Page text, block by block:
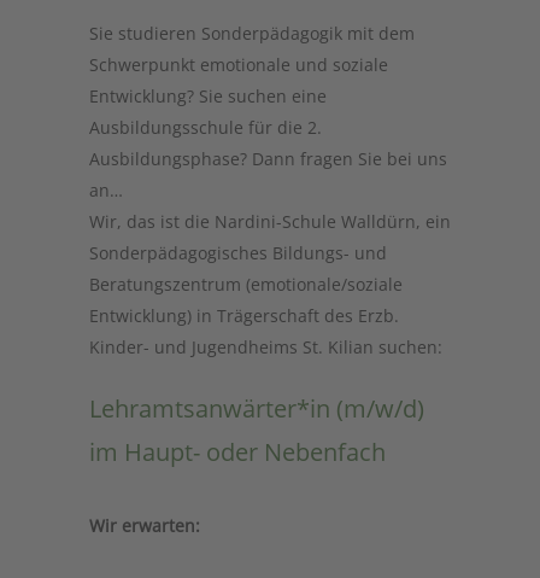
Sie studieren Sonderpädagogik mit dem
Schwerpunkt emotionale und soziale
Entwicklung? Sie suchen eine
Ausbildungsschule für die 2.
Ausbildungsphase? Dann fragen Sie bei uns
an…
Wir, das ist die Nardini-Schule Walldürn, ein
Sonderpädagogisches Bildungs- und
Beratungszentrum (emotionale/soziale
Entwicklung) in Trägerschaft des Erzb.
Kinder- und Jugendheims St. Kilian suchen:
Lehramtsanwärter*in (m/w/d)
im Haupt- oder Nebenfach
Wir erwarten: